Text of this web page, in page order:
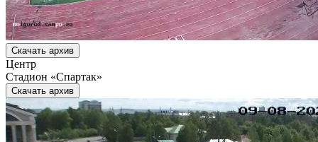
Скачать архив
Центр
Стадион «Спартак»
Скачать архив